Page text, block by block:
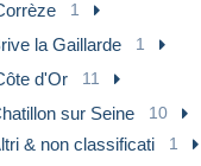
1
la Gaillarde 1
d'Or 11
sur Seine 10
& non classificati 1